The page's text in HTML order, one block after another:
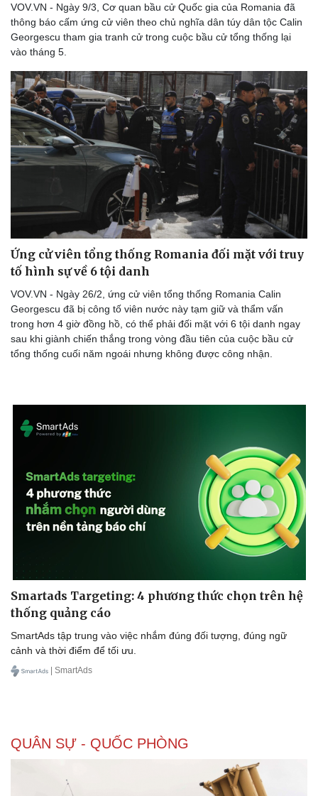
VOV.VN - Ngày 9/3, Cơ quan bầu cử Quốc gia của Romania đã
thông báo cấm ứng cử viên theo chủ nghĩa dân túy dân tộc Calin
Georgescu tham gia tranh cử trong cuộc bầu cử tổng thống lại
vào tháng 5.
Ứng cử viên tổng thống Romania đối mặt với truy
tố hình sự về 6 tội danh
VOV.VN - Ngày 26/2, ứng cử viên tổng thống Romania Calin
Georgescu đã bị công tố viên nước này tạm giữ và thẩm vấn
trong hơn 4 giờ đồng hồ, có thể phải đối mặt với 6 tội danh ngay
sau khi giành chiến thắng trong vòng đầu tiên của cuộc bầu cử
tổng thống cuối năm ngoái nhưng không được công nhận.
Smartads Targeting: 4 phương thức chọn trên hệ
thống quảng cáo
SmartAds tập trung vào việc nhắm đúng đối tượng, đúng ngữ
cảnh và thời điểm để tối ưu.
| SmartAds
QUÂN SỰ - QUỐC PHÒNG